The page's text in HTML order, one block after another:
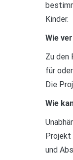
Kinder.
Wie
Zu den
für
Die
Wie
Projekt
und